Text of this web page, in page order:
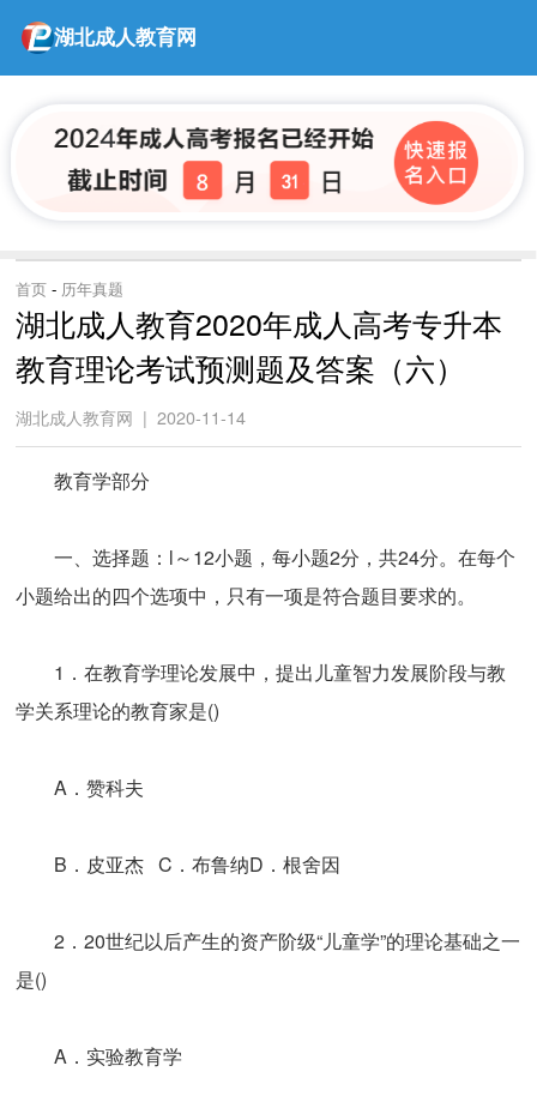
湖北成人教育网
首页 - 历年真题
湖北成人教育2020年成人高考专升本
教育理论考试预测题及答案（六）
湖北成人教育网 | 2020-11-14
教育学部分
一、选择题：l～12小题，每小题2分，共24分。在每个
小题给出的四个选项中，只有一项是符合题目要求的。
1．在教育学理论发展中，提出儿童智力发展阶段与教
学关系理论的教育家是()
A．赞科夫
B．皮亚杰 C．布鲁纳D．根舍因
2．20世纪以后产生的资产阶级“儿童学”的理论基础之一
是()
A．实验教育学